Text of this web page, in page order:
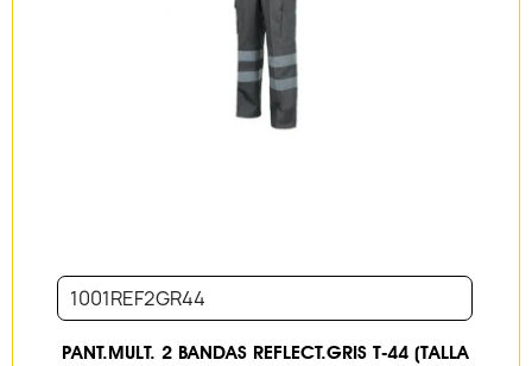
1001REF2GR44
PANT.MULT. 2 BANDAS REFLECT.GRIS T-44 (TALLA